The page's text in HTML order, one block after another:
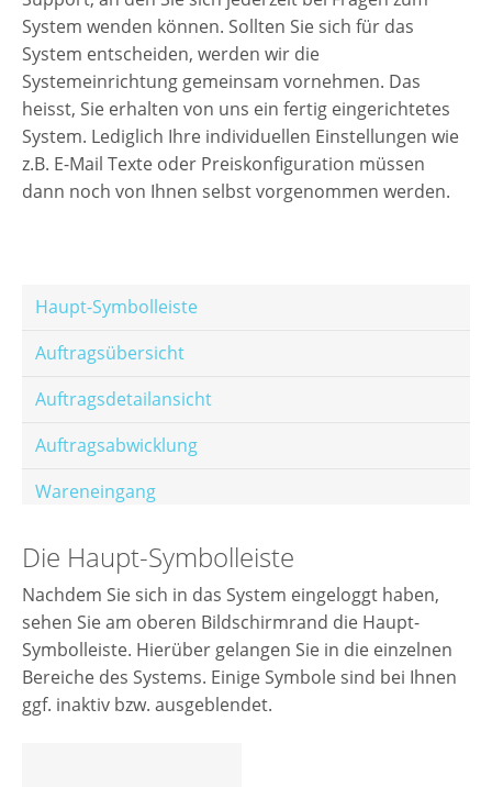
System wenden können. Sollten Sie sich für das
System entscheiden, werden wir die
Systemeinrichtung gemeinsam vornehmen. Das
heisst, Sie erhalten von uns ein fertig eingerichtetes
System. Lediglich Ihre individuellen Einstellungen wie
z.B. E-Mail Texte oder Preiskonfiguration müssen
dann noch von Ihnen selbst vorgenommen werden.
Haupt-Symbolleiste
Auftragsübersicht
Auftragsdetailansicht
Auftragsabwicklung
Wareneingang
E-Mail-Templates
Automatische Preisberechnung
Hinterlegen von Festpreisen
Salesrank-Staffeln
Die Haupt-Symbolleiste
Nachdem Sie sich in das System eingeloggt haben,
sehen Sie am oberen Bildschirmrand die Haupt-
Symbolleiste. Hierüber gelangen Sie in die einzelnen
Bereiche des Systems. Einige Symbole sind bei Ihnen
ggf. inaktiv bzw. ausgeblendet.